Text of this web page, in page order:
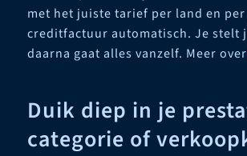
met het juiste tarief per land en
creditfactuur automatisch. Je stelt
daarna gaat alles vanzelf. Meer over
Duik diep in je
categorie of